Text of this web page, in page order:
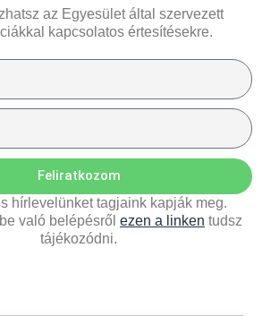
az Egyesület által szervezett
kapcsolatos értesítésekre.
Feliratkozom
hírlevelünket tagjaink kapják meg.
való belépésről ezen a linken tudsz
tájékozódni.